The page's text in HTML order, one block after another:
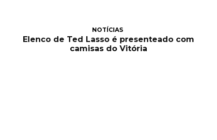
NOTÍCIAS
Elenco de Ted Lasso é presenteado com
camisas do Vitória